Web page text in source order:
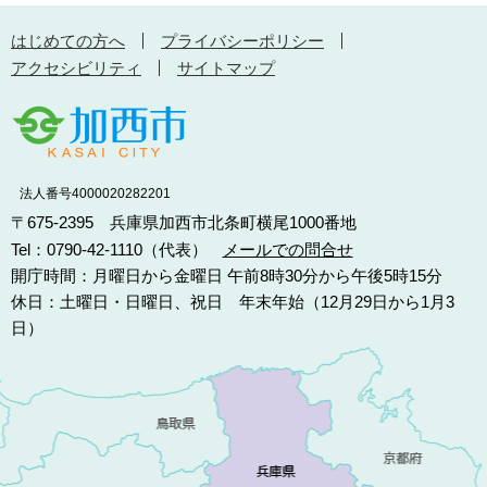
はじめての方へ
プライバシーポリシー
アクセシビリティ
サイトマップ
法人番号4000020282201
〒675-2395 兵庫県加西市北条町横尾1000番地
Tel：0790-42-1110（代表）
メールでの問合せ
開庁時間：月曜日から金曜日 午前8時30分から午後5時15分
休日：土曜日・日曜日、祝日 年末年始（12月29日から1月3
日）